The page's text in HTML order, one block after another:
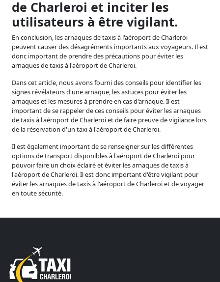
de Charleroi et inciter les
utilisateurs à être vigilant.
En conclusion, les arnaques de taxis à l'aéroport de Charleroi
peuvent causer des désagréments importants aux voyageurs. Il est
donc important de prendre des précautions pour éviter les
arnaques de taxis à l'aéroport de Charleroi.
Dans cet article, nous avons fourni des conseils pour identifier les
signes révélateurs d'une arnaque, les astuces pour éviter les
arnaques et les mesures à prendre en cas d'arnaque. Il est
important de se rappeler de ces conseils pour éviter les arnaques
de taxis à l'aéroport de Charleroi et de faire preuve de vigilance lors
de la réservation d'un taxi à l'aéroport de Charleroi.
Il est également important de se renseigner sur les différentes
options de transport disponibles à l'aéroport de Charleroi pour
pouvoir faire un choix éclairé et éviter les arnaques de taxis à
l'aéroport de Charleroi. Il est donc important d'être vigilant pour
éviter les arnaques de taxis à l'aéroport de Charleroi et de voyager
en toute sécurité.